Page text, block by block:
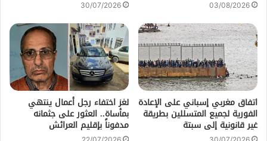
03/08/2026
30/07/2026
اتفاق مغربي إسباني على الإعادة
الفورية لجميع المتسللين بطريقة
غير قانونية إلى سبتة
لغز اختفاء رجل أعمال ينتهي
بمأساة.. العثور على جثمانه
مدفوناً بإقليم العرائش